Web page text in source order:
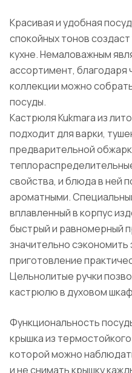
Красивая и удобная
спокойных тонов
кухне. Немаловажным
ассортимент, благодаря
коллекции можно
посуды.
Кастрюля Kukmara из
подходит для варки,
предварительной
свойства, и блюда в ней
ароматными.
вплавленный в корпус
быстрый и равномерный
значительно
приготовление
Цельнолитые ручки
кастрюлю в духовом
Функциональность
крышка из
которой можно
и не снимать крышку